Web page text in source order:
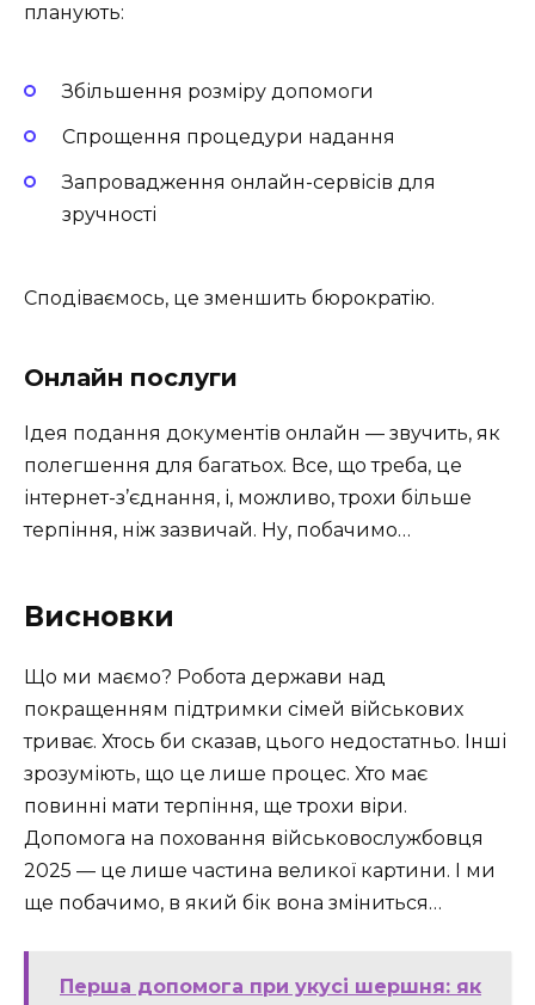
планують:
Збільшення розміру допомоги
Спрощення процедури надання
Запровадження онлайн-сервісів для
зручності
Сподіваємось, це зменшить бюрократію.
Онлайн послуги
Ідея подання документів онлайн — звучить, як
полегшення для багатьох. Все, що треба, це
інтернет-з’єднання, і, можливо, трохи більше
терпіння, ніж зазвичай. Ну, побачимо…
Висновки
Що ми маємо? Робота держави над
покращенням підтримки сімей військових
триває. Хтось би сказав, цього недостатньо. Інші
зрозуміють, що це лише процес. Хто має
повинні мати терпіння, ще трохи віри.
Допомога на поховання військовослужбовця
2025 — це лише частина великої картини. І ми
ще побачимо, в який бік вона зміниться…
Перша допомога при укусі шершня: як